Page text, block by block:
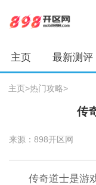
主页 最新测评
主页>热门攻略>
传
来源：898开区网
传奇道士是游